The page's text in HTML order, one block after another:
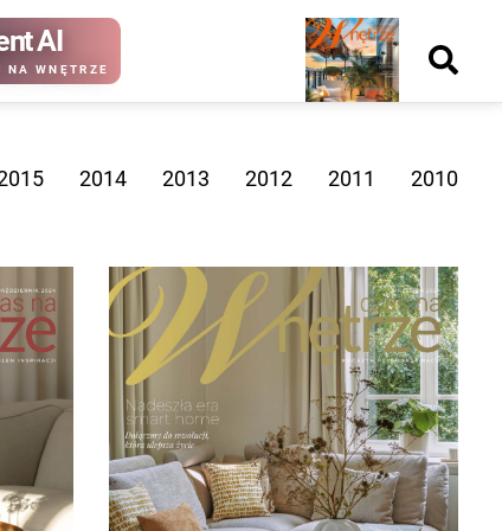
AI
NA WNĘTRZE
Nowy
numer
numer
Wydanie papierowe
numer
Wydanie cyfrowe
2014 2013 2012 2011 2010